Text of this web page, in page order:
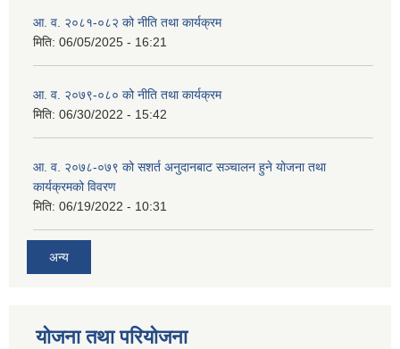
आ. व. २०८१-०८२ को नीति तथा कार्यक्रम
मिति: 06/05/2025 - 16:21
आ. व. २०७९-०८० को नीति तथा कार्यक्रम
मिति: 06/30/2022 - 15:42
आ. व. २०७८-०७९ को सशर्त अनुदानबाट सञ्चालन हुने योजना तथा
कार्यक्रमको विवरण
मिति: 06/19/2022 - 10:31
अन्य
योजना तथा परियोजना